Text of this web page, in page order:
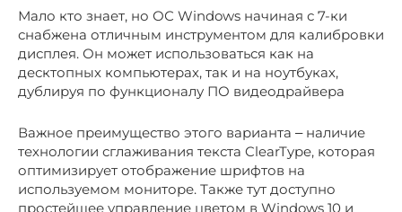
Мало кто знает, но ОС Windows начиная с 7-ки
снабжена отличным инструментом для калибровки
дисплея. Он может использоваться как на
десктопных компьютерах, так и на ноутбуках,
дублируя по функционалу ПО видеодрайвера
Важное преимущество этого варианта ‒ наличие
технологии сглаживания текста ClearType, которая
оптимизирует отображение шрифтов на
используемом мониторе. Также тут доступно
простейшее управление цветом в Windows 10 и